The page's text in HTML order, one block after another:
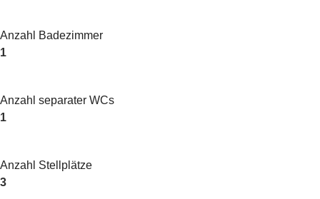
Anzahl Badezimmer
1
Anzahl separater WCs
1
Anzahl Stellplätze
3